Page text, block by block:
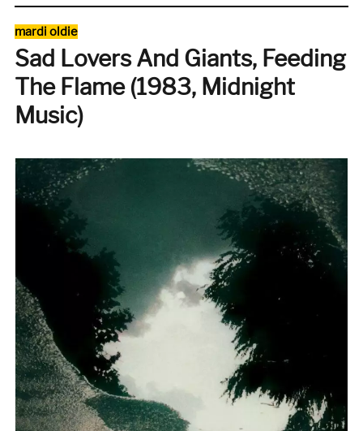
« Moonlight
Shadow »
par
Catégories
mardi oldie
Sad Lovers And Giants, Feeding
The Flame (1983, Midnight
Music)